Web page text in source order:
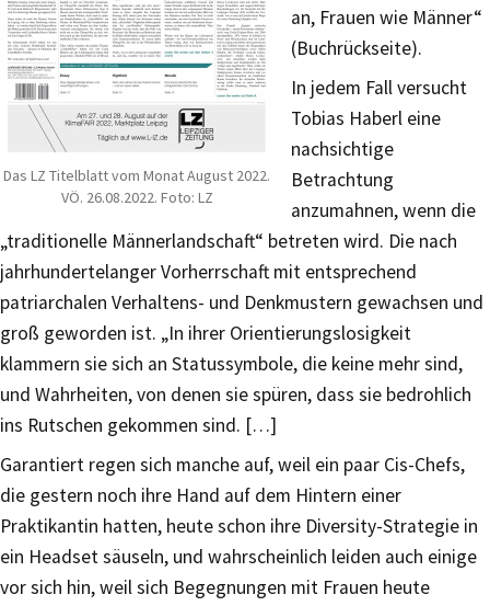
Das LZ Titelblatt vom Monat August 2022.
VÖ. 26.08.2022. Foto: LZ
an, Frauen wie Männer“
(Buchrückseite).
In jedem Fall versucht
Tobias Haberl eine
nachsichtige
Betrachtung
anzumahnen, wenn die
„traditionelle Männerlandschaft“ betreten wird. Die nach
jahrhundertelanger Vorherrschaft mit entsprechend
patriarchalen Verhaltens- und Denkmustern gewachsen und
groß geworden ist. „In ihrer Orientierungslosigkeit
klammern sie sich an Statussymbole, die keine mehr sind,
und Wahrheiten, von denen sie spüren, dass sie bedrohlich
ins Rutschen gekommen sind. […]
Garantiert regen sich manche auf, weil ein paar Cis-Chefs,
die gestern noch ihre Hand auf dem Hintern einer
Praktikantin hatten, heute schon ihre Diversity-Strategie in
ein Headset säuseln, und wahrscheinlich leiden auch einige
vor sich hin, weil sich Begegnungen mit Frauen heute